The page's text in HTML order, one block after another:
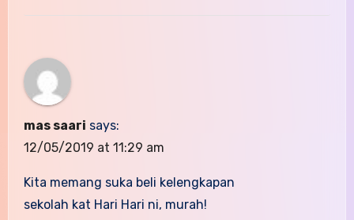
mas saari says:
12/05/2019 at 11:29 am
Kita memang suka beli kelengkapan
sekolah kat Hari Hari ni, murah!